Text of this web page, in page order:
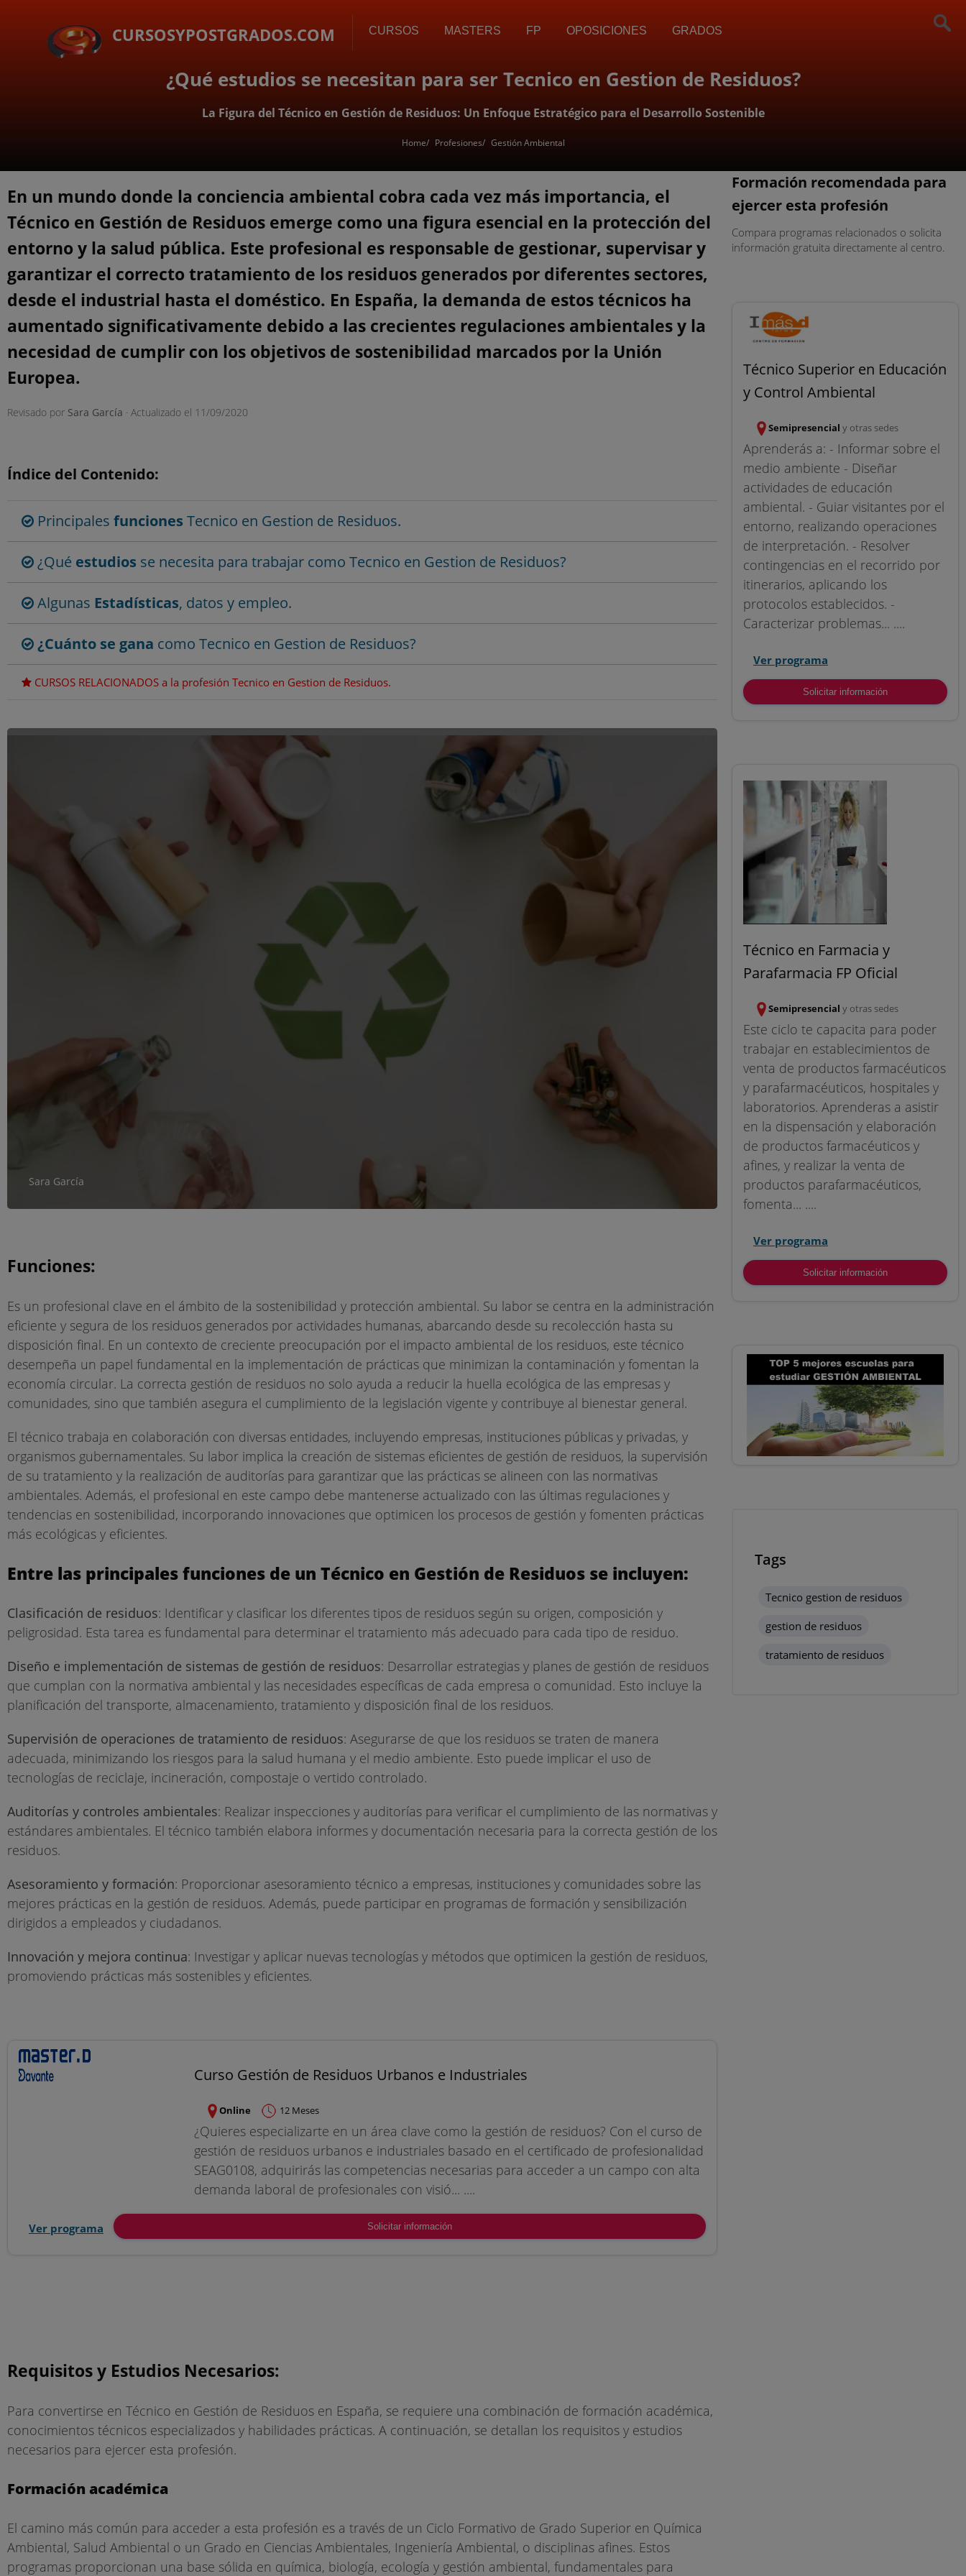
CURSOSYPOSTGRADOS.COM CURSOS MASTERS FP OPOSICIONES GRADOS
¿Qué estudios se necesitan para ser Tecnico en Gestion de Residuos?
La Figura del Técnico en Gestión de Residuos: Un Enfoque Estratégico para el Desarrollo Sostenible
Home Profesiones Gestión Ambiental
En un mundo donde la conciencia ambiental cobra cada vez más importancia, el
Técnico en Gestión de Residuos emerge como una figura esencial en la protección del
entorno y la salud pública. Este profesional es responsable de gestionar, supervisar y
garantizar el correcto tratamiento de los residuos generados por diferentes sectores,
desde el industrial hasta el doméstico. En España, la demanda de estos técnicos ha
aumentado significativamente debido a las crecientes regulaciones ambientales y la
necesidad de cumplir con los objetivos de sostenibilidad marcados por la Unión
Europea.
Revisado por Sara García · Actualizado el 11/09/2020
Índice del Contenido:
Principales funciones Tecnico en Gestion de Residuos.
¿Qué estudios se necesita para trabajar como Tecnico en Gestion de Residuos?
Algunas Estadísticas, datos y empleo.
¿Cuánto se gana como Tecnico en Gestion de Residuos?
CURSOS RELACIONADOS a la profesión Tecnico en Gestion de Residuos.
Sara García
Funciones:
Es un profesional clave en el ámbito de la sostenibilidad y protección ambiental. Su labor se centra en la administración
eficiente y segura de los residuos generados por actividades humanas, abarcando desde su recolección hasta su
disposición final. En un contexto de creciente preocupación por el impacto ambiental de los residuos, este técnico
desempeña un papel fundamental en la implementación de prácticas que minimizan la contaminación y fomentan la
economía circular. La correcta gestión de residuos no solo ayuda a reducir la huella ecológica de las empresas y
comunidades, sino que también asegura el cumplimiento de la legislación vigente y contribuye al bienestar general.
El técnico trabaja en colaboración con diversas entidades, incluyendo empresas, instituciones públicas y privadas, y
organismos gubernamentales. Su labor implica la creación de sistemas eficientes de gestión de residuos, la supervisión
de su tratamiento y la realización de auditorías para garantizar que las prácticas se alineen con las normativas
ambientales. Además, el profesional en este campo debe mantenerse actualizado con las últimas regulaciones y
tendencias en sostenibilidad, incorporando innovaciones que optimicen los procesos de gestión y fomenten prácticas
más ecológicas y eficientes.
Entre las principales funciones de un Técnico en Gestión de Residuos se incluyen:
Clasificación de residuos: Identificar y clasificar los diferentes tipos de residuos según su origen, composición y
peligrosidad. Esta tarea es fundamental para determinar el tratamiento más adecuado para cada tipo de residuo.
Diseño e implementación de sistemas de gestión de residuos: Desarrollar estrategias y planes de gestión de residuos
que cumplan con la normativa ambiental y las necesidades específicas de cada empresa o comunidad. Esto incluye la
planificación del transporte, almacenamiento, tratamiento y disposición final de los residuos.
Supervisión de operaciones de tratamiento de residuos: Asegurarse de que los residuos se traten de manera
adecuada, minimizando los riesgos para la salud humana y el medio ambiente. Esto puede implicar el uso de
tecnologías de reciclaje, incineración, compostaje o vertido controlado.
Auditorías y controles ambientales: Realizar inspecciones y auditorías para verificar el cumplimiento de las normativas y
estándares ambientales. El técnico también elabora informes y documentación necesaria para la correcta gestión de los
residuos.
Asesoramiento y formación: Proporcionar asesoramiento técnico a empresas, instituciones y comunidades sobre las
mejores prácticas en la gestión de residuos. Además, puede participar en programas de formación y sensibilización
dirigidos a empleados y ciudadanos.
Innovación y mejora continua: Investigar y aplicar nuevas tecnologías y métodos que optimicen la gestión de residuos,
promoviendo prácticas más sostenibles y eficientes.
Curso Gestión de Residuos Urbanos e Industriales
Online 12 Meses
¿Quieres especializarte en un área clave como la gestión de residuos? Con el curso de
gestión de residuos urbanos e industriales basado en el certificado de profesionalidad
SEAG0108, adquirirás las competencias necesarias para acceder a un campo con alta
demanda laboral de profesionales con visió... ....
Ver programa Solicitar información
Requisitos y Estudios Necesarios:
Para convertirse en Técnico en Gestión de Residuos en España, se requiere una combinación de formación académica,
conocimientos técnicos especializados y habilidades prácticas. A continuación, se detallan los requisitos y estudios
necesarios para ejercer esta profesión.
Formación académica
El camino más común para acceder a esta profesión es a través de un Ciclo Formativo de Grado Superior en Química
Ambiental, Salud Ambiental o un Grado en Ciencias Ambientales, Ingeniería Ambiental, o disciplinas afines. Estos
programas proporcionan una base sólida en química, biología, ecología y gestión ambiental, fundamentales para
Formación recomendada para
ejercer esta profesión
Compara programas relacionados o solicita
información gratuita directamente al centro.
Técnico Superior en Educación
y Control Ambiental
Semipresencial y otras sedes
Aprenderás a: - Informar sobre el
medio ambiente - Diseñar
actividades de educación
ambiental. - Guiar visitantes por el
entorno, realizando operaciones
de interpretación. - Resolver
contingencias en el recorrido por
itinerarios, aplicando los
protocolos establecidos. -
Caracterizar problemas... ....
Ver programa
Solicitar información
Técnico en Farmacia y
Parafarmacia FP Oficial
Semipresencial y otras sedes
Este ciclo te capacita para poder
trabajar en establecimientos de
venta de productos farmacéuticos
y parafarmacéuticos, hospitales y
laboratorios. Aprenderas a asistir
en la dispensación y elaboración
de productos farmacéuticos y
afines, y realizar la venta de
productos parafarmacéuticos,
fomenta... ....
Ver programa
Solicitar información
Tags
Tecnico gestion de residuos
gestion de residuos
tratamiento de residuos